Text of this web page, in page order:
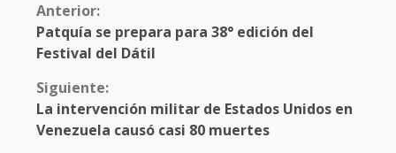
Anterior:
Patquía se prepara para 38° edición del
Festival del Dátil
Siguiente:
La intervención militar de Estados Unidos en
Venezuela causó casi 80 muertes